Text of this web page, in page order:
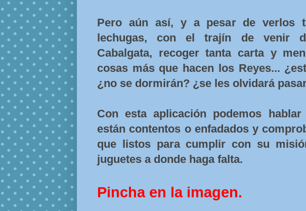
Pero aún así, y a pesar de verlos
lechugas, con el trajín de venir
Cabalgata, recoger tanta carta y
cosas más que hacen los Reyes...
¿no se dormirán? ¿se les olvidará
Con esta aplicación podemos
están contentos o enfadados y
que listos para cumplir con su
juguetes a donde haga falta.
Pincha en la imagen.